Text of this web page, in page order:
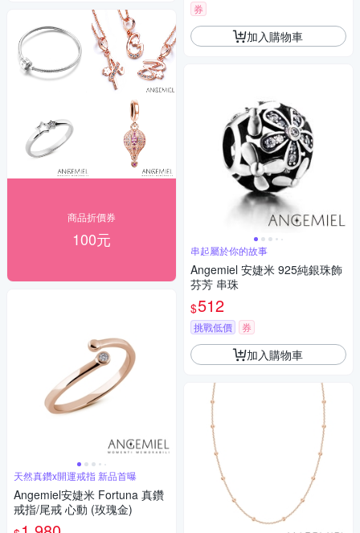
商品折價券
100元
天然真鑽x開運戒指 新品首曝
Angemiel安婕米 Fortuna 真鑽
戒指/尾戒 心動 (玫瑰金)
券
加入購物車
串起屬於你的故事
Angemiel 安婕米 925純銀珠飾
芬芳 串珠
$512
挑戰低價 券
加入購物車